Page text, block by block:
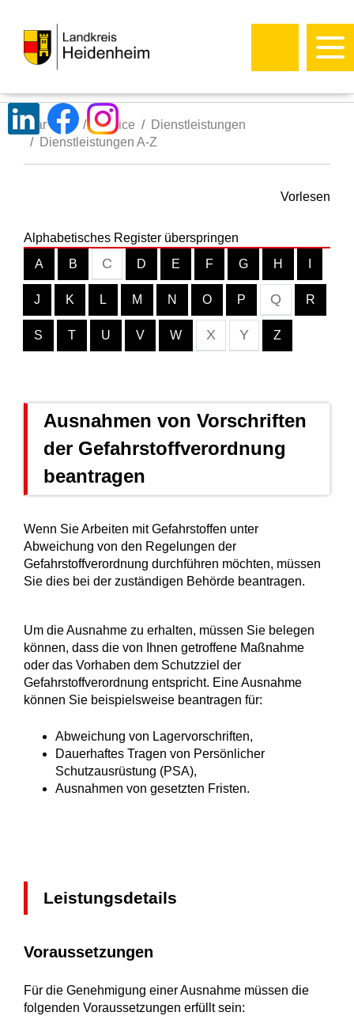
Startseite Service
Dienstleistungen
Dienstleistungen A-Z
Vorlesen
Alphabetisches Register überspringen
A
B C D E F G H
J K L M N O P Q R
S T U V W X Y Z
Ausnahmen von Vorschriften
der Gefahrstoffverordnung
beantragen
Wenn Sie Arbeiten mit Gefahrstoffen unter
Abweichung von den Regelungen der
Gefahrstoffverordnung durchführen möchten, müssen
Sie dies bei der zuständigen Behörde beantragen.
Um die Ausnahme zu erhalten, müssen Sie belegen
können, dass die von Ihnen getroffene Maßnahme
oder das Vorhaben dem Schutzziel der
Gefahrstoffverordnung entspricht. Eine Ausnahme
können Sie beispielsweise beantragen für:
Abweichung von Lagervorschriften,
Dauerhaftes Tragen von Persönlicher
Schutzausrüstung (PSA),
Ausnahmen von gesetzten Fristen.
Leistungsdetails
Voraussetzungen
Für die Genehmigung einer Ausnahme müssen die
folgenden Voraussetzungen erfüllt sein: